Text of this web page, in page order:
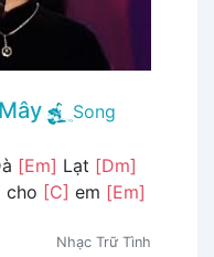
Song
[Em] Lạt [Dm]
cho [C] em [Em]
Nhạc Trữ Tình